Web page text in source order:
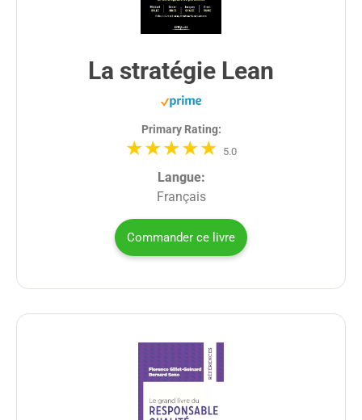
La stratégie Lean
Primary Rating:
5.0
Langue:
Français
Commander ce livre